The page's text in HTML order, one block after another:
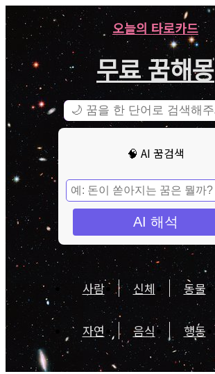
오늘의 타로카드
무료 꿈해몽
🧠 AI 꿈검색
AI 해석
사람 신체 동물
자연 음식 행동